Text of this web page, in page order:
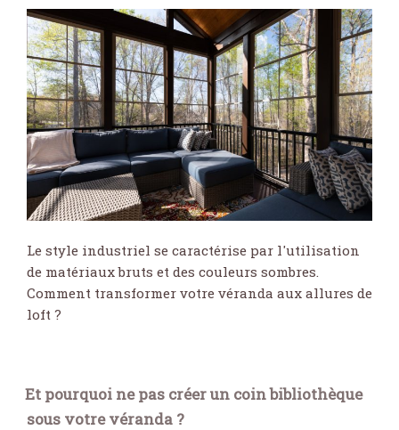
Le style industriel se caractérise par l'utilisation
de matériaux bruts et des couleurs sombres.
Comment transformer votre véranda aux allures de
loft ?
Et pourquoi ne pas créer un coin bibliothèque
sous votre véranda ?